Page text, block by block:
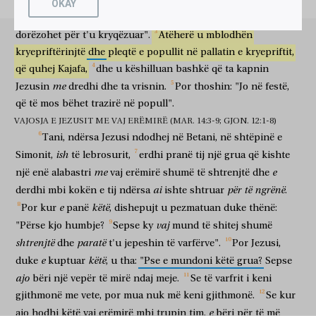
ἀπώλεια
πολλοῦ
shumë
καὶ
dhe
δοθῆναι
për t'u dhënë
πτωχοῖς.
të varfërve
γνοὺς
duke kuptuar
δὲ,
por
ὁ
Ἰησοῦς
Jezusi
εἶπεν
tha
αὐτοῖς,
atyre
τί
pse
κόπους
mundime
παρέχετε
sillni
τῇ γυναικί?
gruas
ἔργον
punë
γὰρ καλὸν ἠργάσατο εἰς ἐμέ. πάντοτε γὰρ
τοὺς
πτωχοὺς
të varfrit
ἔχετε
keni
μεθ’
me
ἑαυτῶν,
vetet tuaja
ἐμὲ
mua por nuk gjithmonë keni
βαλοῦσα
kur hodhi
γὰρ
sepse
αὕτη
kjo
τὸ μύρον
vajin erëmirë
τοῦτο
këtë
ἐπὶ
mbi
τοῦ σώματός
trupin
μου,
tim
πρὸς
për
τὸ ἐνταφιάσαι
për të përgatitur për varrim
με
mua
ἐποίησεν.
bëri
ἀμὴν,
me të vërtetë
λέγω
them
ὑμῖν,
juve
ὅπου
kudo
ἐὰν κηρυχθῇ
të predikohet
τὸ
εὐαγγέλιον
ky
ἐν ὅλῳ
tërë
τῷ κόσμῳ,
botën
λαληθήσεται καὶ ὃ
ἐποίησεν
bëri
αὕτη
kjo
εἰς
për
μνημόσυνον
kujtim
αὐτῆς.
të saj
τότε
atëherë
πορευθεὶς
duke shkuar
εἷς
një i të dymbëdhjetëve
ὁ
ai
λεγόμενος Ἰούδας Ἰσκαριώτης πρὸς τοὺς ἀρχιερεῖς εἶπεν,
τί
çfarë
θέλετέ
doni
μοι
mua
δοῦναι,
për të dhënë
κἀγὼ
dhe unë
ὑμῖν
juve
παραδώσω
do të dorëzoj
αὐτόν?
atë
ditësh i
dorëzohet për t'u kryqëzuar". Atëherë u mblodhën
kryepriftërinjtë dhe pleqtë e popullit në pallatin e kryepriftit,
që quhej Kajafa, dhe u këshilluan bashkë që ta kapnin
Jezusin me dredhi dhe ta vrisnin. Por thoshin: "Jo në festë,
që të mos bëhet trazirë në popull".
VAJOSJA E JEZUSIT ME VAJ ERËMIRË (MAR. 14:3-9; GJON. 12:1-8)
Tani, ndërsa Jezusi ndodhej në Betani, në shtëpinë e
Simonit, ish të lebrosurit, erdhi pranë tij një grua që kishte
një enë alabastri me vaj erëmirë shumë të shtrenjtë dhe e
derdhi mbi kokën e tij ndërsa ai ishte shtruar për të ngrënë.
Por kur e panë këtë, dishepujt u pezmatuan duke thënë:
"Përse kjo humbje? Sepse ky vaj mund të shitej shumë
shtrenjtë dhe paratë t'u jepeshin të varfërve". Por Jezusi,
duke e kuptuar këtë, u tha: "Pse e mundoni këtë grua? Sepse
ajo bëri një vepër të mirë ndaj meje. Se të varfrit i keni
gjithmonë me vete, por mua nuk më keni gjithmonë. Se kur
ajo hodhi këtë vaj erëmirë mbi trupin tim, e bëri për të më
OKAY